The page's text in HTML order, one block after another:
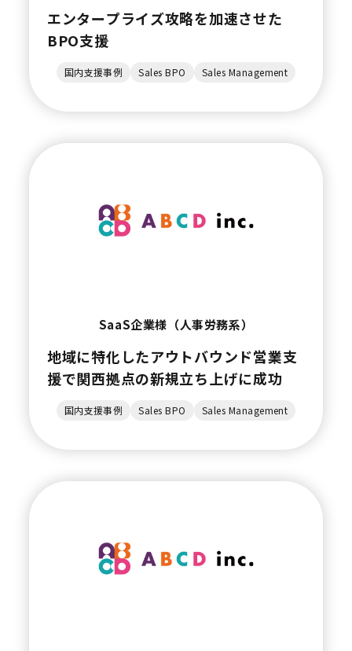
エンタープライズ攻略を加速させた
BPO支援
国内支援事例 Sales BPO Sales Management
SaaS企業様（人事労務系）
地域に特化したアウトバウンド営業支
援で関西拠点の新規立ち上げに成功
国内支援事例 Sales BPO Sales Management